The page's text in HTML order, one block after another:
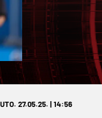
27.05.25. | 14:56